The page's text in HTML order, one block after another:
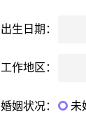
性别：
婚况：
离异
人在天涯，相
出生日期：
工作地区：
婚姻状况： 未